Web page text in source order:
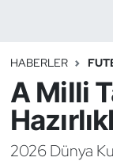
HABERLER
A Milli
2026 Dünya
Binicilik
Bisiklet